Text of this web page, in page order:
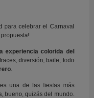
para celebrar el Carnaval
experiencia colorida del
diversión, baile, todo
.
es una de las fiestas más
bueno, quizás del mundo.